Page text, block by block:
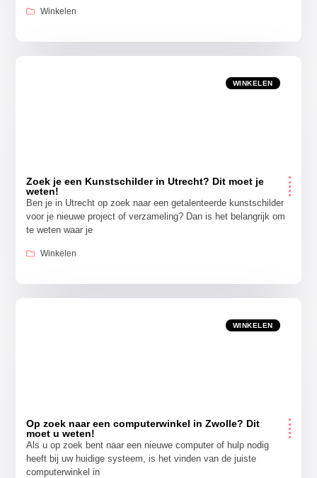
Winkelen
WINKELEN
Zoek je een Kunstschilder in Utrecht? Dit moet je
weten!
Ben je in Utrecht op zoek naar een getalenteerde kunstschilder
voor je nieuwe project of verzameling? Dan is het belangrijk om
te weten waar je
Winkelen
WINKELEN
Op zoek naar een computerwinkel in Zwolle? Dit
moet u weten!
Als u op zoek bent naar een nieuwe computer of hulp nodig
heeft bij uw huidige systeem, is het vinden van de juiste
computerwinkel in